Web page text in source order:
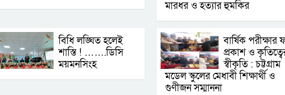
মারধর ও হত্যার হুমকির
বিধি লঙ্ঘিত হলেই
শাস্তি ! …….ডিসি
ময়মনসিংহ
বার্ষিক পরীক্ষার
প্রকাশ ও
স্বীকৃতি : চট্টগ্রাম
মডেল স্কুলের মেধাবী শিক্ষার্থী ও
গুণীজন সম্মাননা